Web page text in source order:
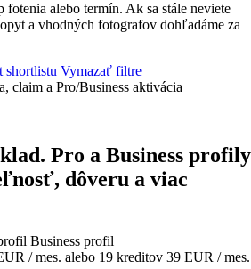
alebo termín. Ak sa stále neviete
a vhodných fotografov dohľadáme za
shortlistu Vymazať filtre
claim a Pro/Business aktivácia
Pro a Business profily
dôveru a viac
Business profil
/ mes. alebo 19 kreditov 39 EUR / mes.